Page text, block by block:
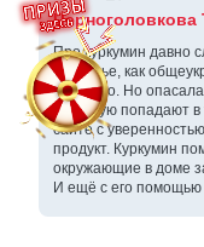
Черноголовкова
Про куркумин давно
здоровье, как
средство. Но
зачастую попадают
сайте с
продукт. Куркумин
окружающие в доме
И ещё с его помощью